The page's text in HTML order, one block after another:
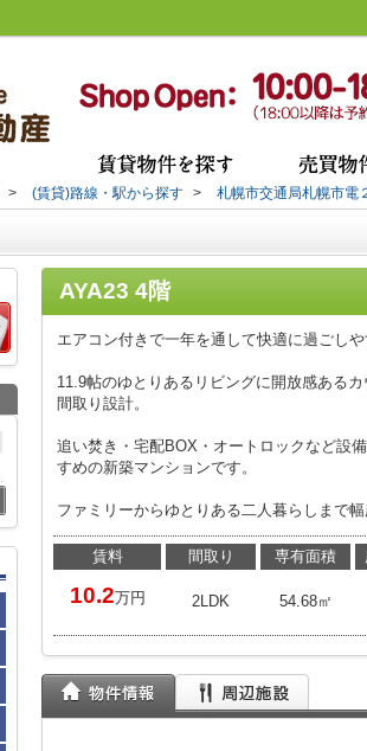
> (賃貸)路線・駅から探す > 札幌市交通局札幌市電
AYA23 4階
エアコン付きで一年を通して快適に過ごしや
11.9帖のゆとりあるリビングに開放感ある
間取り設計。
追い焚き・宅配BOX・オートロックなど設
すめの新築マンションです。
ファミリーからゆとりある二人暮らしまで
賃料
10.2万円
間取り
2LDK
専有面積
54.68㎡